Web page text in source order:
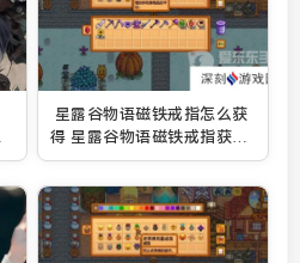
星露谷物语磁铁戒指怎么获
得 星露谷物语磁铁戒指获取
方法